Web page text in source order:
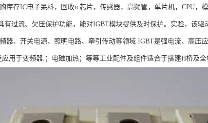
库存IC电子呆料，回收ic芯片，传感器，高频管，单片机，CPU，
有过流、欠压保护功能，能对IGBT模块提供及时保护。实验，该驱
器、开关电源、照明电路、牵引传动等领域 IGBT是强电流、高压
用于变频器.；电磁加热；等等工业配件及组件适合于搭建H桥及全